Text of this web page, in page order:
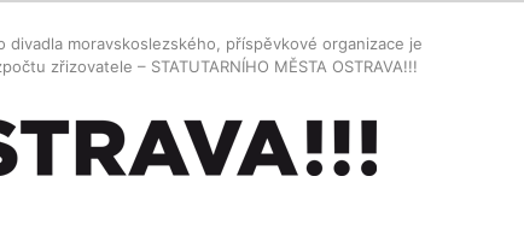
divadla moravskoslezského, příspěvkové organizace je
zřizovatele – STATUTARNÍHO MĚSTA OSTRAVA!!!